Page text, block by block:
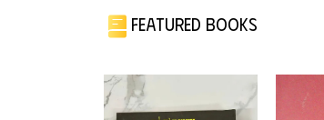
FEATURED BOOKS